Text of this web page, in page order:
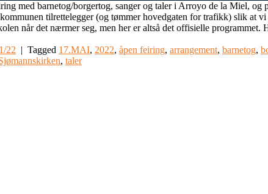
med barnetog/borgertog, sanger og taler i Arroyo de la Miel, og
tilrettelegger (og tømmer hovedgaten for trafikk) slik at
når det nærmer seg, men her er altså det offisielle programmet.
22 | Tagged 17.MAI, 2022, åpen feiring, arrangement, barnetog,
, taler